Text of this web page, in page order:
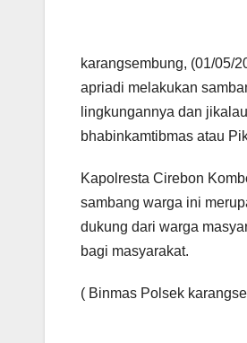
karangsembung, (01/05/
apriadi melakukan
lingkungannya dan
bhabinkamtibmas atau
Kapolresta Cirebon
sambang warga ini
dukung dari warga
bagi masyarakat.
( Binmas Polsek